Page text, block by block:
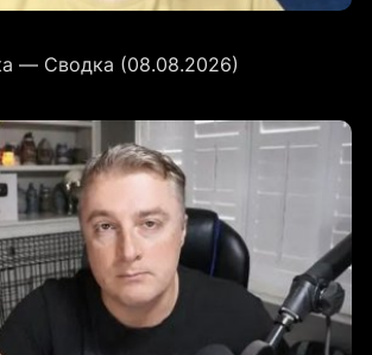
— Сводка (08.08.2026)